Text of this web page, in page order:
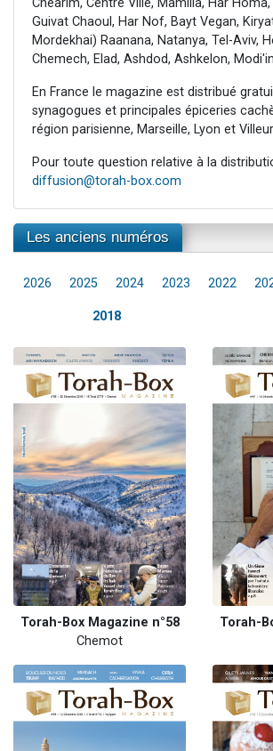
Chéarim, Centre Ville, Mamilla, Har
Guivat Chaoul, Har Nof, Bayt Vegan,
Mordekhai) Raanana, Natanya, Tel-Aviv,
Chemech, Elad, Ashdod, Ashkelon,
En France le magazine est distribué
synagogues et principales épiceries
région parisienne, Marseille, Lyon et
Pour toute question relative à la
diffusion@torah-box.com
Les anciens numéros
2026 2025 2024 2023 2022
2018
Torah-Box Magazine n°58
Chemot
Torah-